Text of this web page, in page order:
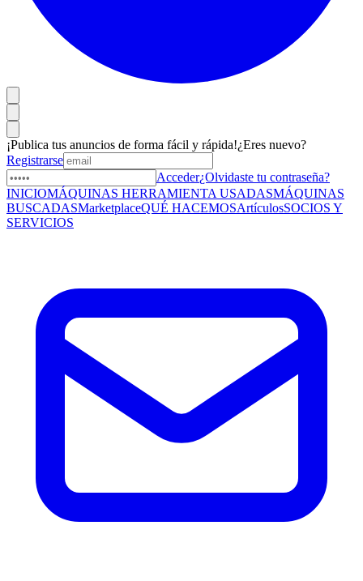
¡Publica tus anuncios de forma fácil y rápida!¿Eres nuevo?
Registrarse
Acceder¿Olvidaste tu contraseña?
INICIOMÁQUINAS HERRAMIENTA USADASMÁQUINAS
BUSCADASMarketplaceQUÉ HACEMOSArtículosSOCIOS Y
SERVICIOS